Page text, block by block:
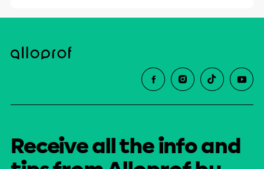
Receive all the info and